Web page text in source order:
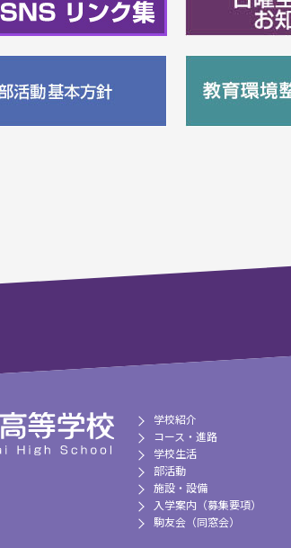
学校紹介
コース・進路
学校生活
部活動
施設・設備
入学案内（募集要項）
駒友会（同窓会）